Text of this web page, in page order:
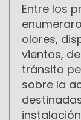
Entre los
olores,
vientos,
tránsito
sobre la